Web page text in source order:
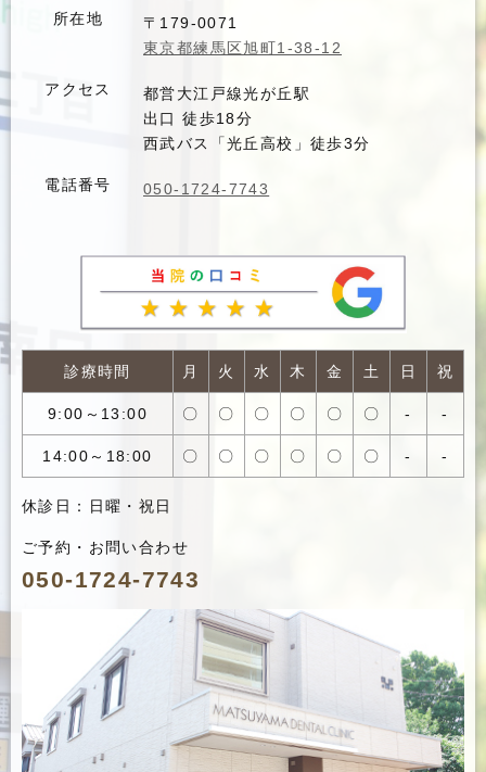
所在地
〒179-0071
東京都練馬区旭町1-38-12
アクセス
都営大江戸線光が丘駅
出口 徒歩18分
西武バス「光丘高校」徒歩3分
電話番号 050-1724-7743
診療時間 月 火 水 木 金 土 日 祝
9:00～13:00 〇 〇 〇 〇 〇 〇 - -
14:00～18:00 〇 〇 〇 〇 〇 〇 - -
休診日：日曜・祝日
ご予約・お問い合わせ
050-1724-7743